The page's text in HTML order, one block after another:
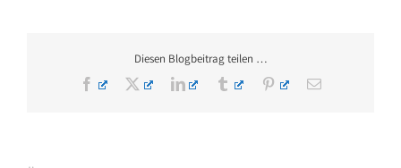
Diesen Blogbeitrag teilen …
Facebook
X LinkedInTumblr PinterestE-